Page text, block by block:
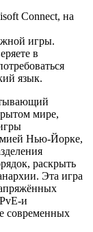
Connect, на
игры.
в
язык.
мире,
Нью‑Йорке,
раскрыть
Эта игра
современных